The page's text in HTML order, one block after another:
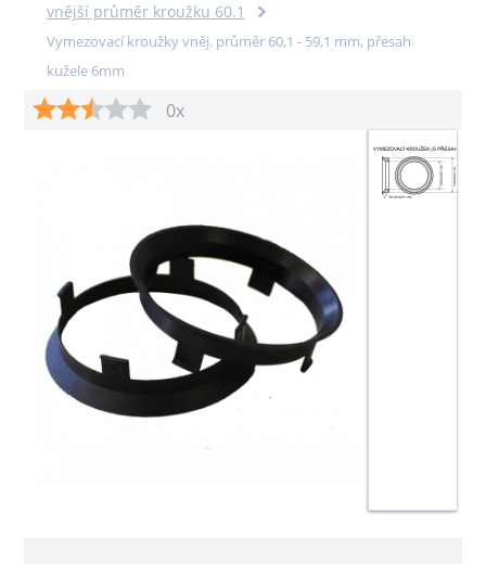
vnější průměr kroužku 60.1
Vymezovací kroužky vněj. průměr 60,1 - 59,1 mm, přesah
kužele 6mm
0x